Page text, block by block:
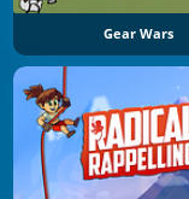
Gear Wars